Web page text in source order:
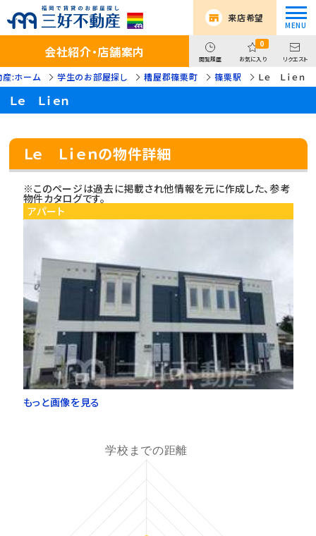
来店希望
会社紹介・店舗案内 閲覧履歴
0
お気に入り リクエスト
:ホーム 学生のお部屋探し 糟屋郡篠栗町 篠栗駅 Ｌｅ Ｌｉｅｎ
Ｌｅ Ｌｉｅｎ
Ｌｅ Ｌｉｅｎの物件詳細
※このページは過去に掲載され他情報を元に作成した、参考
物件カタログです。
アパート
もっと画像を見る